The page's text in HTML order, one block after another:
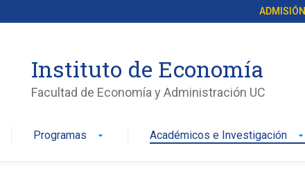
ADMISIÓN
Instituto de Economía
Facultad de Economía y Administración UC
Programas arrow_drop_down Académicos e Investigación arrow_drop_down